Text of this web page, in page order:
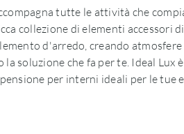
tutte le attività che
collezione di elementi accessori
d'arredo, creando
soluzione che fa per te. Ideal
per interni ideali per le tue